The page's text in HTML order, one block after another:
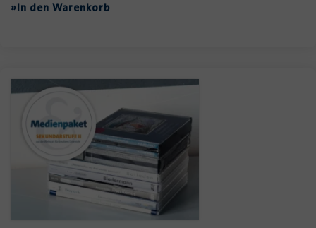
»In den Warenkorb